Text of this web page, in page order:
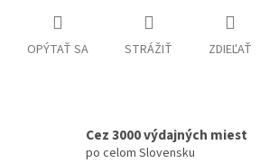
OPÝTAŤ SA STRÁŽIŤ ZDIEĽAŤ
Cez 3000 výdajných miest
po celom Slovensku